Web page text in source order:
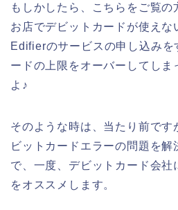
もしかしたら、こちらをご覧
お店でデビットカードが使えな
Edifierのサービスの申し込みを
ードの上限をオーバーしてしま
よ♪
そのような時は、当たり前で
ビットカードエラーの問題を
で、一度、デビットカード会社
をオススメします。